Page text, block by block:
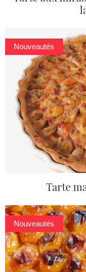
Nouveautés
Tarte
Nouveautés